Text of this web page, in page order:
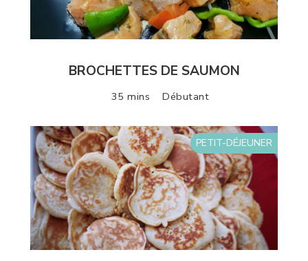
BROCHETTES DE SAUMON
35 mins Débutant
PETIT-DÉJEUNER